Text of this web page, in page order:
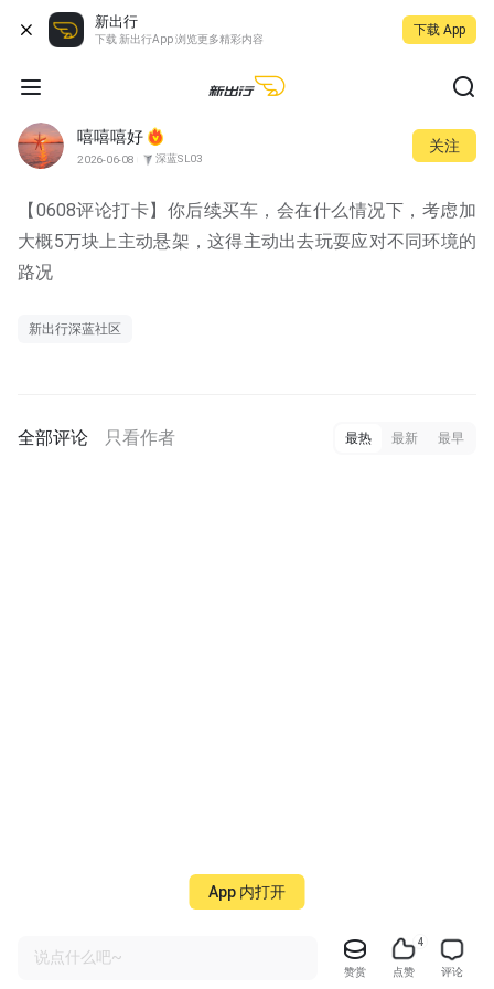
新出行
下载 新出行App 浏览更多精彩内容
下载 App
嘻嘻嘻好
2026-06-08 深蓝SL03
关注
【0608评论打卡】你后续买车，会在什么情况下，考虑加
大概5万块上主动悬架，这得主动出去玩耍应对不同环境的
路况
新出行深蓝社区
全部评论 只看作者 最热 最新 最早
说点什么吧~
赞赏
4
点赞 评论
App 内打开